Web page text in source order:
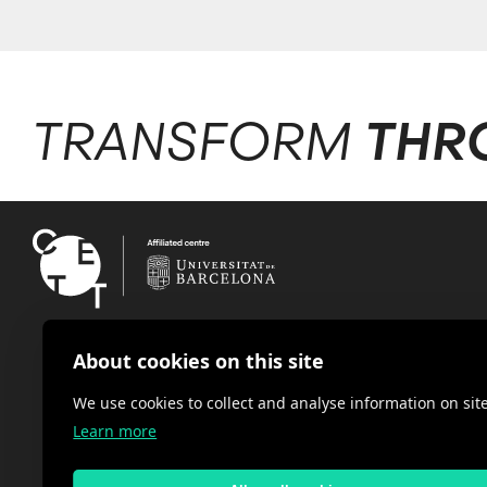
TRANSFORM
About cookies on this site
We use cookies to collect and analyse information on
Learn more